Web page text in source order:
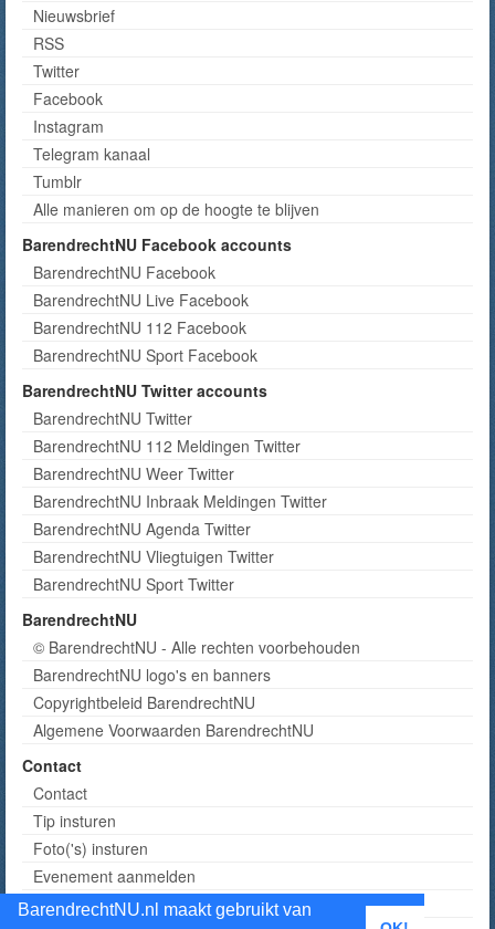
BarendrechtNU.nl maakt gebruikt van
Nieuwsbrief
RSS
Twitter
Facebook
Instagram
Telegram kanaal
Tumblr
Alle manieren om op de hoogte te blijven
BarendrechtNU Facebook accounts
BarendrechtNU Facebook
BarendrechtNU Live Facebook
BarendrechtNU 112 Facebook
BarendrechtNU Sport Facebook
BarendrechtNU Twitter accounts
BarendrechtNU Twitter
BarendrechtNU 112 Meldingen Twitter
BarendrechtNU Weer Twitter
BarendrechtNU Inbraak Meldingen Twitter
BarendrechtNU Agenda Twitter
BarendrechtNU Vliegtuigen Twitter
BarendrechtNU Sport Twitter
BarendrechtNU
© BarendrechtNU - Alle rechten voorbehouden
BarendrechtNU logo's en banners
Copyrightbeleid BarendrechtNU
Algemene Voorwaarden BarendrechtNU
Contact
Contact
Tip insturen
Foto('s) insturen
Evenement aanmelden
Informatie aanvragen adverteren